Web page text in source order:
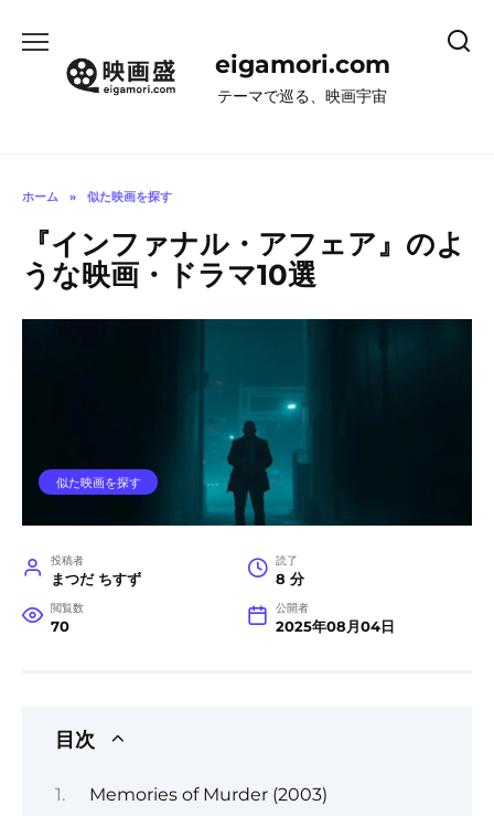
eigamori.com
テーマで巡る、映画宇宙
ホーム » 似た映画を探す
『インファナル・アフェア』のよ
うな映画・ドラマ10選
似た映画を探す
投稿者
まつだ ちすず
読了
8 分
閲覧数
70
公開者
2025年08月04日
目次
Memories of Murder (2003)